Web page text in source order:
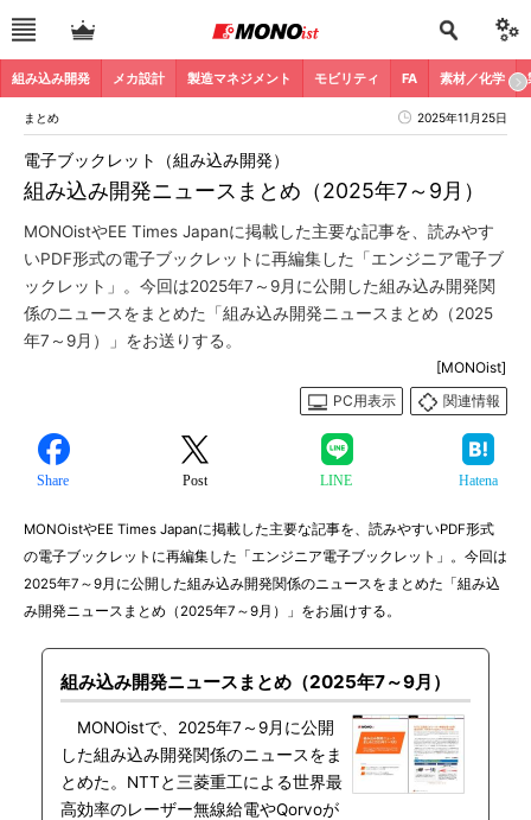
組み込み開発 メカ設計 製造マネジメント モビリティ FA 素材／化学
まとめ 2025年11月25日
組み込み開発ニュースまとめ（2025年7～9月）
電子ブックレット（組み込み開発）
MONOistやEE Times Japanに掲載した主要な記事を、読みやす
いPDF形式の電子ブックレットに再編集した「エンジニア電子ブ
ックレット」。今回は2025年7～9月に公開した組み込み開発関
係のニュースをまとめた「組み込み開発ニュースまとめ（2025
年7～9月）」をお送りする。
[MONOist]
PC用表示
関連情報
Share Post LINE Hatena
MONOistやEE Times Japanに掲載した主要な記事を、読みやすいPDF形式
の電子ブックレットに再編集した「エンジニア電子ブックレット」。今回は
2025年7～9月に公開した組み込み開発関係のニュースをまとめた「組み込
み開発ニュースまとめ（2025年7～9月）」をお届けする。
組み込み開発ニュースまとめ（2025年7～9月）
MONOistで、2025年7～9月に公開
した組み込み開発関係のニュースをま
とめた。NTTと三菱重工による世界最
高効率のレーザー無線給電やQorvoが